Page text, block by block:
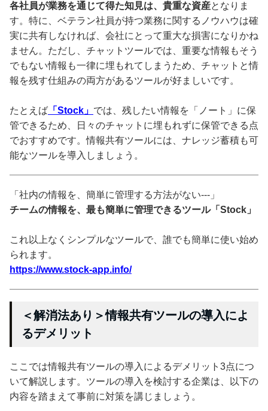
各社員が業務を通じて得た知見は、貴重な資産となりま
す。特に、ベテラン社員が持つ業務に関するノウハウは確
実に共有しなければ、会社にとって重大な損害になりかね
ません。ただし、チャットツールでは、重要な情報もそう
でもない情報も一律に埋もれてしまうため、チャットと情
報を残す仕組みの両方があるツールが好ましいです。
たとえば 「Stock」 では、残したい情報を「ノート」に保
管できるため、日々のチャットに埋もれずに保管できる点
でおすすめです。情報共有ツールには、ナレッジ蓄積も可
能なツールを導入しましょう。
「社内の情報を、簡単に管理する方法がない---」
チームの情報を、最も簡単に管理できるツール「Stock」
これ以上なくシンプルなツールで、誰でも簡単に使い始め
られます。
https://www.stock-app.info/
＜解消法あり＞情報共有ツールの導入によ
るデメリット
ここでは情報共有ツールの導入によるデメリット3点につ
いて解説します。ツールの導入を検討する企業は、以下の
内容を踏まえて事前に対策を講じましょう。